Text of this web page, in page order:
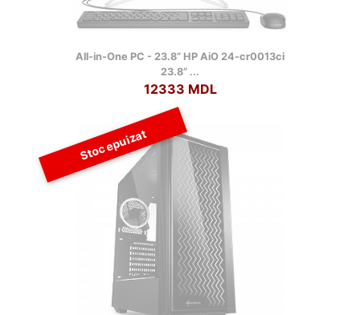
All-in-One PC - 23.8” HP AiO 24-cr0013ci
23.8” ...
12333 MDL
Stoc epuizat